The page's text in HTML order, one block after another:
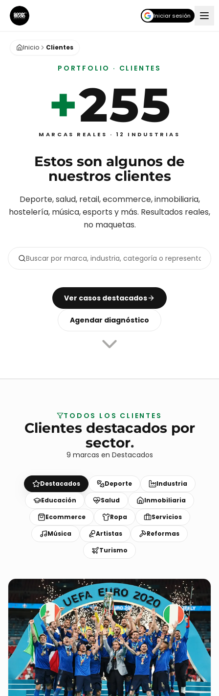
Iniciar sesión
Inicio Clientes
PORTFOLIO · CLIENTES
+255
MARCAS REALES · 12 INDUSTRIAS
Estos son algunos de
nuestros clientes
Deporte, salud, retail, ecommerce, inmobiliaria,
hostelería, música, esports y más. Resultados reales,
no maquetas.
Ver casos destacados
Agendar diagnóstico
TODOS LOS CLIENTES
Clientes destacados por
sector.
9 marcas en Destacados
Destacados Deporte
Industria
Educación
Salud
Inmobiliaria
Ecommerce
Ropa
Servicios
Música
Artistas
Reformas
Turismo